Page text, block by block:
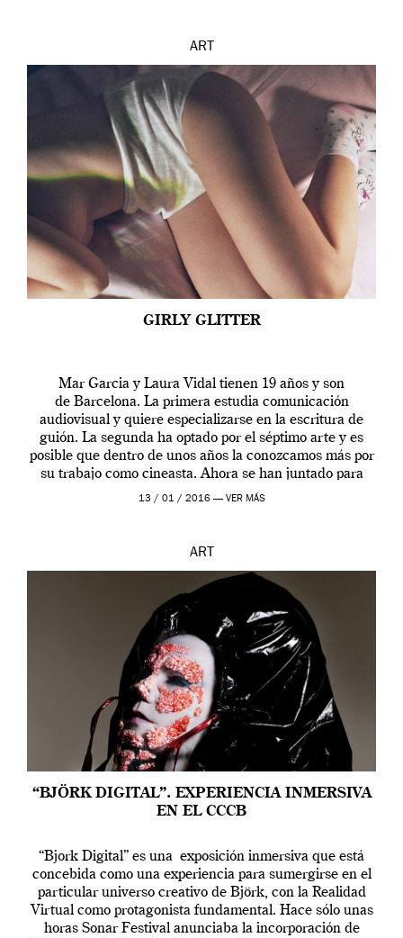
ART
GIRLY GLITTER
Mar Garcia y Laura Vidal tienen 19 años y son
de Barcelona. La primera estudia comunicación
audiovisual y quiere especializarse en la escritura de
guión. La segunda ha optado por el séptimo arte y es
posible que dentro de unos años la conozcamos más por
su trabajo como cineasta. Ahora se han juntado para
contarnos una […]
13 / 01 / 2016 — VER MÁS
ART
“BJÖRK DIGITAL”. EXPERIENCIA INMERSIVA
EN EL CCCB
“Bjork Digital” es una exposición inmersiva que está
concebida como una experiencia para sumergirse en el
particular universo creativo de Björk, con la Realidad
Virtual como protagonista fundamental. Hace sólo unas
horas Sonar Festival anunciaba la incorporación de